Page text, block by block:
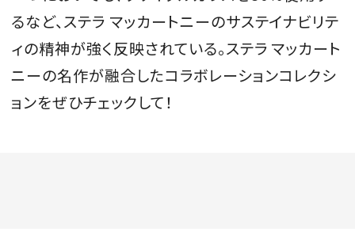
るなど、ステラ マッカートニーのサステイナビリテ
ィの精神が強く反映されている。ステラ マッカート
ニーの名作が融合したコラボレーションコレクシ
ョンをぜひチェックして！